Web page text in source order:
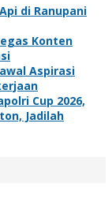
di Ranupani
Konten
Aspirasi
Cup 2026,
Jadilah